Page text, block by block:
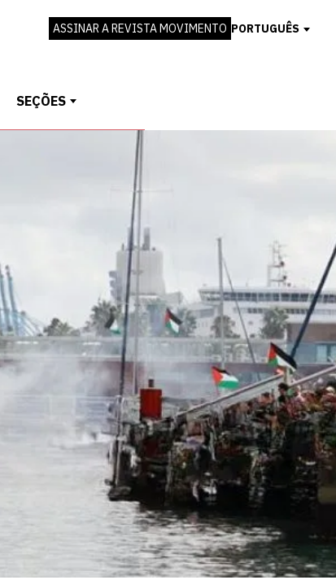
ASSINAR A REVISTA MOVIMENTO PORTUGUÊS
SEÇÕES